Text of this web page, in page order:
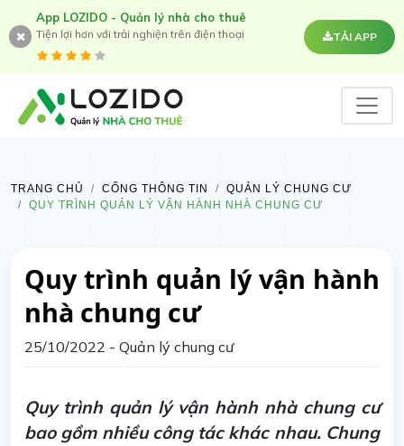
App LOZIDO - Quản lý nhà cho thuê
Tiện lợi hơn với trải nghiện trên điện thoại TẢI APP
TRANG CHỦ CỔNG THÔNG TIN
QUẢN LÝ CHUNG CƯ
QUY TRÌNH QUẢN LÝ VẬN HÀNH NHÀ CHUNG CƯ
Quy trình quản lý vận hành
nhà chung cư
25/10/2022 - Quản lý chung cư
Quy trình quản lý vận hành nhà chung cư
bao gồm nhiều công tác khác nhau. Chung